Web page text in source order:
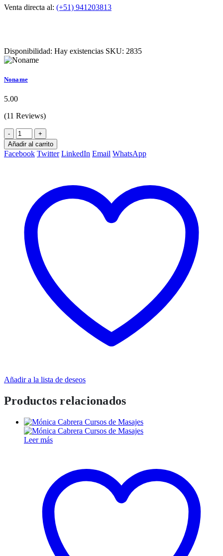
Venta directa al: (+51) 941203813
Disponibilidad: Hay existencias SKU: 2835
Noname
5.00
(11 Reviews)
-
+
Añadir al carrito
Facebook Twitter LinkedIn Email WhatsApp
Añadir a la lista de deseos
Productos relacionados
Leer más